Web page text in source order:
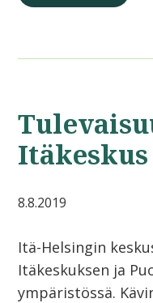
Itäkeskus
8.8.2019
Itä-Helsingin
Itäkeskuksen ja
ympäristössä.